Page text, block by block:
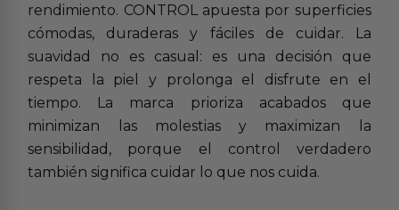
rendimiento. CONTROL apuesta por superficies
cómodas, duraderas y fáciles de cuidar. La
suavidad no es casual: es una decisión que
respeta la piel y prolonga el disfrute en el
tiempo. La marca prioriza acabados que
minimizan las molestias y maximizan la
sensibilidad, porque el control verdadero
también significa cuidar lo que nos cuida.